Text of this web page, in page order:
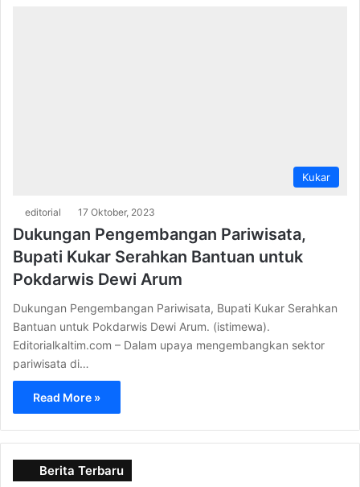
Kukar
editorial 17 Oktober, 2023
Dukungan Pengembangan Pariwisata,
Bupati Kukar Serahkan Bantuan untuk
Pokdarwis Dewi Arum
Dukungan Pengembangan Pariwisata, Bupati Kukar Serahkan
Bantuan untuk Pokdarwis Dewi Arum. (istimewa).
Editorialkaltim.com – Dalam upaya mengembangkan sektor
pariwisata di…
Read More »
Berita Terbaru